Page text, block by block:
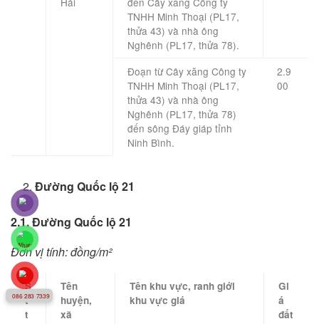
TNHH Minh Thoại (PL17,
thửa 43) và nhà ông
Nghênh (PL17, thửa 78).
Đoạn từ Cây xăng Công ty
TNHH Minh Thoại (PL17,
thửa 43) và nhà ông
Nghênh (PL17, thửa 78)
đến sông Đáy giáp tỉnh
Ninh Bình.
2.9
00
Đường Quốc lộ 21
2.1. Đường Quốc lộ 21
Đơn vị tính: đồng/m²
S
t
t
Tên
huyện,
xã
Tên khu vực, ranh giới
khu vực giá
Gi
á
đất
086 283 7339